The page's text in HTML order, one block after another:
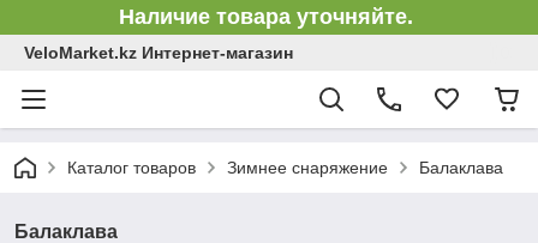
Наличие товара уточняйте.
VeloMarket.kz Интернет-магазин
Каталог товаров Зимнее снаряжение Балаклава
Балаклава